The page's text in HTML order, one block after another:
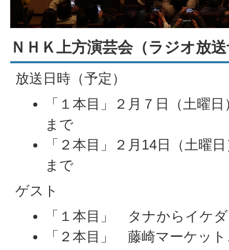
ＮＨＫ上方演芸会（ラジオ放
放送日時（予定）
「１本目」２月７日（土曜
まで
「２本目」２月14日（土曜
まで
ゲスト
「１本目」 タナからイケ
「２本目」 藤崎マーケッ